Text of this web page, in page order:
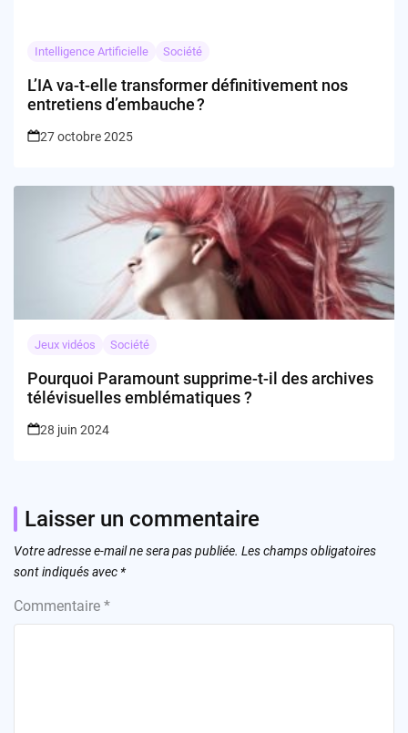
Intelligence Artificielle Société
L’IA va-t-elle transformer définitivement nos
entretiens d’embauche ?
27 octobre 2025
Jeux vidéos Société
Pourquoi Paramount supprime-t-il des archives
télévisuelles emblématiques ?
28 juin 2024
Laisser un commentaire
Votre adresse e-mail ne sera pas publiée. Les champs obligatoires
sont indiqués avec *
Commentaire *